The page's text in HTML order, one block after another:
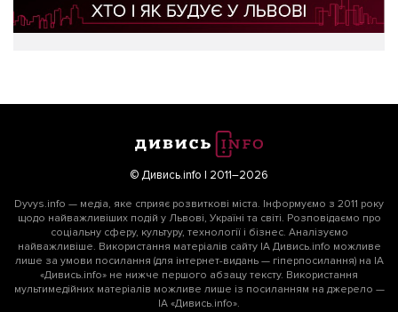
© Дивись.info | 2011–2026
Dyvys.info — медіа, яке сприяє розвиткові міста. Інформуємо з 2011 року
щодо найважливіших подій у Львові, Україні та світі. Розповідаємо про
соціальну сферу, культуру, технології і бізнес. Аналізуємо
найважливіше. Використання матеріалів сайту ІА Дивись.info можливе
лише за умови посилання (для інтернет-видань — гіперпосилання) на ІА
«Дивись.info» не нижче першого абзацу тексту. Використання
мультимедійних матеріалів можливе лише із посиланням на джерело —
ІА «Дивись.info».